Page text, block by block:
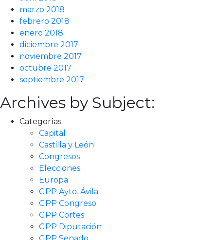
marzo 2018
febrero 2018
enero 2018
diciembre 2017
noviembre 2017
octubre 2017
septiembre 2017
Archives by Subject:
Categorías
Capital
Castilla y León
Congresos
Elecciones
Europa
GPP Ayto. Ávila
GPP Congreso
GPP Cortes
GPP Diputación